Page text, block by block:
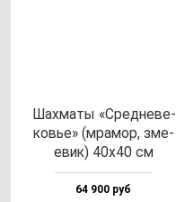
Шах­ма­ты «Сред­не­ве­
ковье» (мра­мор, зме­
евик) 40х40 см
64 900 руб